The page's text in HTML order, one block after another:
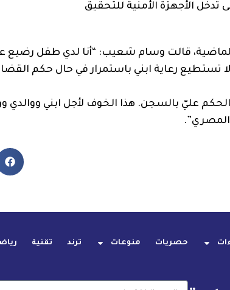
الأجهزة الأمنية للتحقيق
الماضية، قالت وسام شعيب: “أنا لدي طفل رضيع
تستطيع رعاية ابني باستمرار في حال حكم
عليّ بالسجن. هذا الخوف لأجل ابني ووالدي
المصري”.
حصريات منوعات ترند تقنية